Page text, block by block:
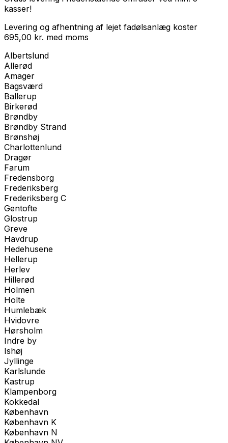
kasser!
Levering og afhentning af lejet fadølsanlæg koster
695,00 kr. med moms
Albertslund
Allerød
Amager
Bagsværd
Ballerup
Birkerød
Brøndby
Brøndby Strand
Brønshøj
Charlottenlund
Dragør
Farum
Fredensborg
Frederiksberg
Frederiksberg C
Gentofte
Glostrup
Greve
Havdrup
Hedehusene
Hellerup
Herlev
Hillerød
Holmen
Holte
Humlebæk
Hvidovre
Hørsholm
Indre by
Ishøj
Jyllinge
Karlslunde
Kastrup
Klampenborg
Kokkedal
København
København K
København N